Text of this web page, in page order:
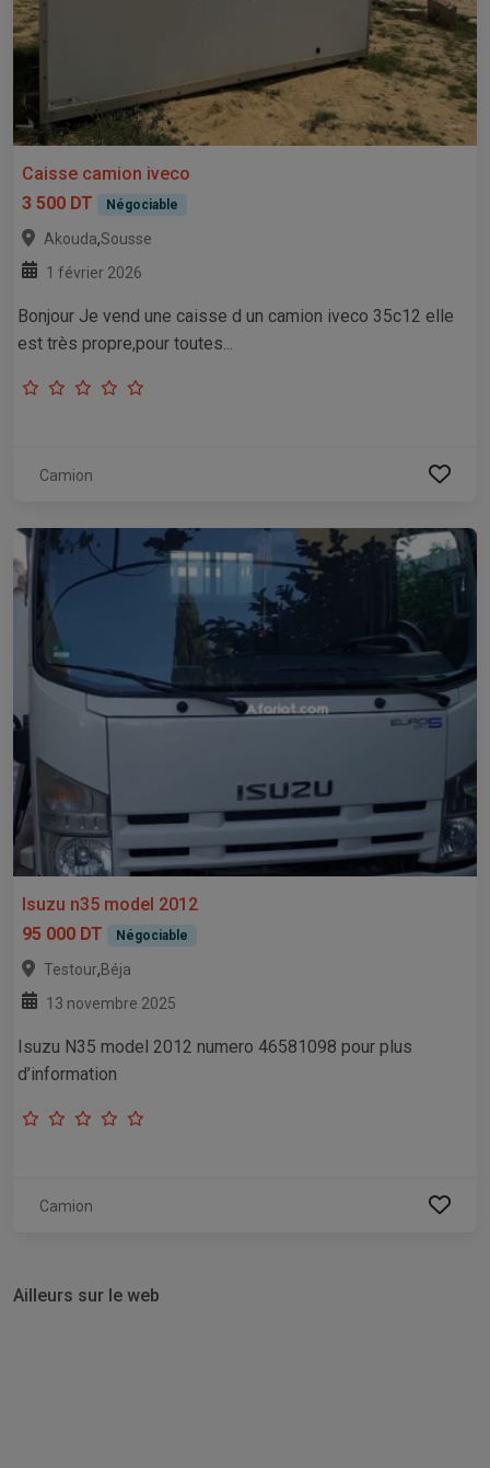
Caisse camion iveco
3 500 DT
Négociable
Akouda,Sousse
1 février 2026
Bonjour Je vend une caisse d un camion iveco 35c12 elle
est très propre,pour toutes...
Camion
Isuzu n35 model 2012
95 000 DT
Négociable
Testour,Béja
13 novembre 2025
Isuzu N35 model 2012 numero 46581098 pour plus
d’information
Camion
Ailleurs sur le web